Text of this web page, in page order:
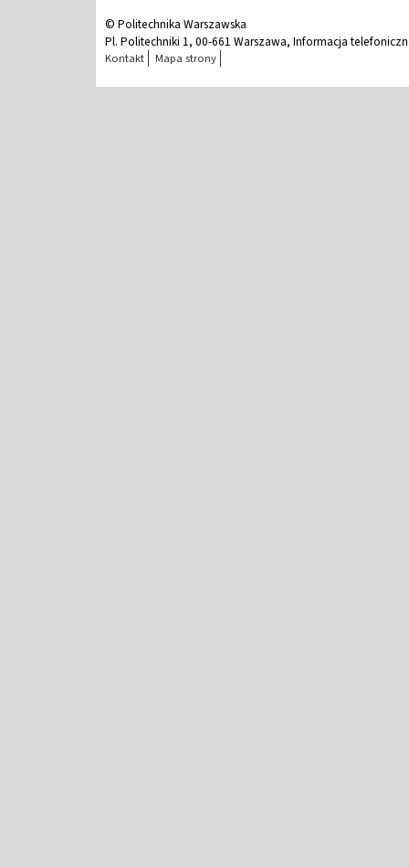
© Politechnika Warszawska
Pl. Politechniki 1, 00-661 Warszawa, Informacja
Kontakt Mapa strony